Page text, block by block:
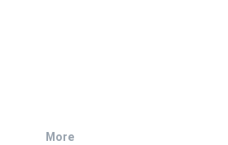
More